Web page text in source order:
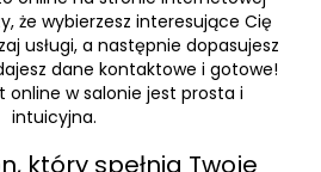
że wybierzesz interesujące Cię
usługi, a następnie dopasujesz
dane kontaktowe i gotowe!
online w salonie jest prosta i
intuicyjna.
który spełnia Twoje